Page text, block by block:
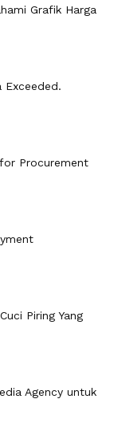
Grafik Harga
Procurement
Piring Yang
Agency untuk